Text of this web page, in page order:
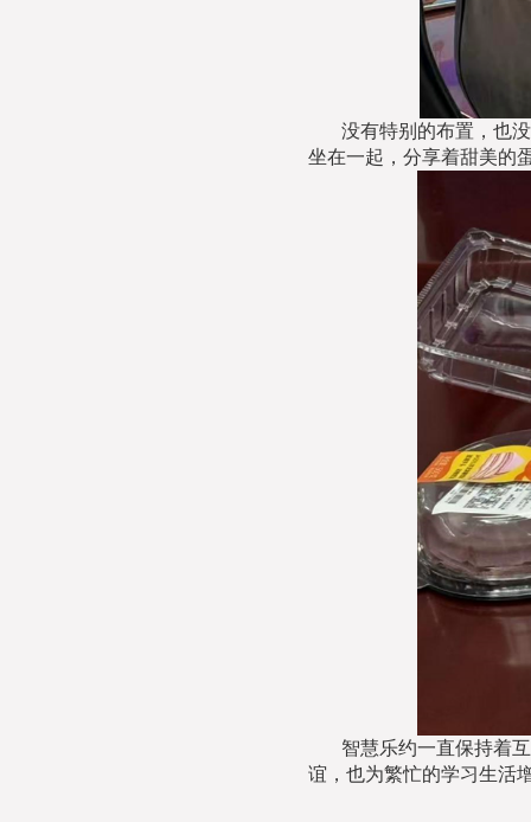
没有特别的布置，也
坐在一起，分享着甜美的
智慧乐约一直保持着
谊，也为繁忙的学习生活